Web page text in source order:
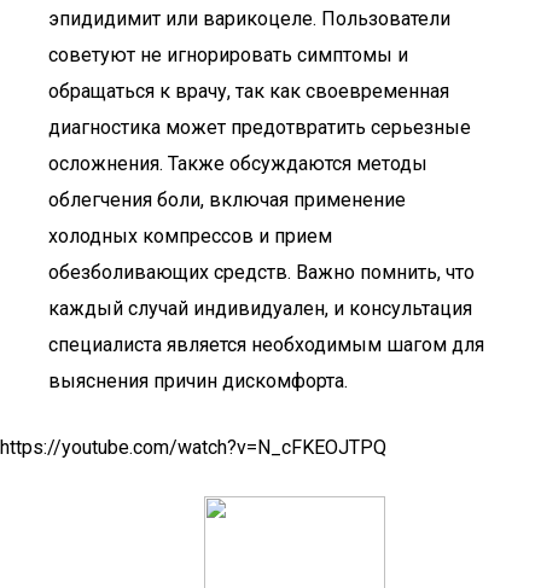
эпидидимит или варикоцеле. Пользователи
советуют не игнорировать симптомы и
обращаться к врачу, так как своевременная
диагностика может предотвратить серьезные
осложнения. Также обсуждаются методы
облегчения боли, включая применение
холодных компрессов и прием
обезболивающих средств. Важно помнить, что
каждый случай индивидуален, и консультация
специалиста является необходимым шагом для
выяснения причин дискомфорта.
https://youtube.com/watch?v=N_cFKEOJTPQ